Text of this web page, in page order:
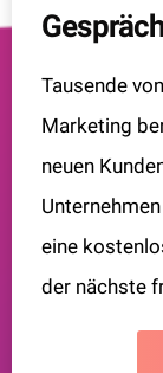
Tausende
Marketing
neuen
eine
der nächste